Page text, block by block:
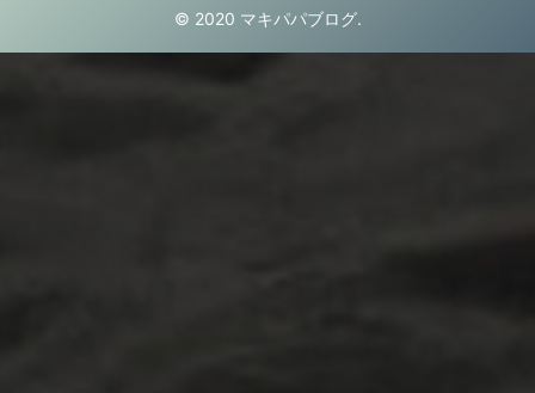
© 2020 マキパパブログ.